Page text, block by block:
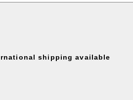
shipping available